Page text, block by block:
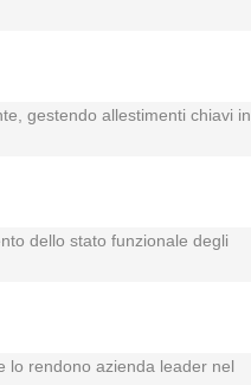
gestendo allestimenti chiavi in
dello stato funzionale degli
lo rendono azienda leader nel